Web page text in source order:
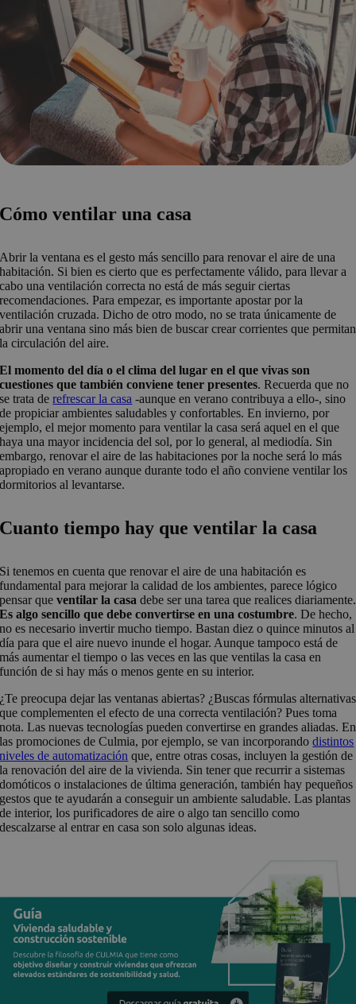
Cómo ventilar una casa
Abrir la ventana es el gesto más sencillo para renovar el aire de una
habitación. Si bien es cierto que es perfectamente válido, para llevar a
cabo una ventilación correcta no está de más seguir ciertas
recomendaciones. Para empezar, es importante apostar por la
ventilación cruzada. Dicho de otro modo, no se trata únicamente de
abrir una ventana sino más bien de buscar crear corrientes que permitan
la circulación del aire.
El momento del día o el clima del lugar en el que vivas son
cuestiones que también conviene tener presentes. Recuerda que no
se trata derefrescar la casa -aunque en verano contribuya a ello-, sino
de propiciar ambientes saludables y confortables. En invierno, por
ejemplo, el mejor momento para ventilar la casa será aquel en el que
haya una mayor incidencia del sol, por lo general, al mediodía. Sin
embargo, renovar el aire de las habitaciones por la noche será lo más
apropiado en verano aunque durante todo el año conviene ventilar los
dormitorios al levantarse.
Cuanto tiempo hay que ventilar la casa
Si tenemos en cuenta que renovar el aire de una habitación es
fundamental para mejorar la calidad de los ambientes, parece lógico
pensar queventilar la casa debe ser una tarea que realices diariamente.
Es algo sencillo que debe convertirse en una costumbre. De hecho,
no es necesario invertir mucho tiempo. Bastan diez o quince minutos al
día para que el aire nuevo inunde el hogar. Aunque tampoco está de
más aumentar el tiempo o las veces en las que ventilas la casa en
función de si hay más o menos gente en su interior.
¿Te preocupa dejar las ventanas abiertas? ¿Buscas fórmulas alternativas
que complementen el efecto de una correcta ventilación? Pues toma
nota. Las nuevas tecnologías pueden convertirse en grandes aliadas. En
las promociones de Culmia, por ejemplo, se van incorporandodistintos
niveles de automatización que, entre otras cosas, incluyen la gestión de
la renovación del aire de la vivienda. Sin tener que recurrir a sistemas
domóticos o instalaciones de última generación, también hay pequeños
gestos que te ayudarán a conseguir un ambiente saludable. Las plantas
de interior, los purificadores de aire o algo tan sencillo como
descalzarse al entrar en casa son solo algunas ideas.